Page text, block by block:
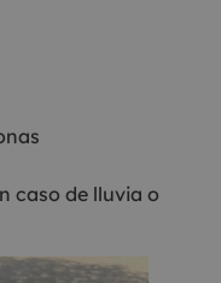
caso de lluvia o